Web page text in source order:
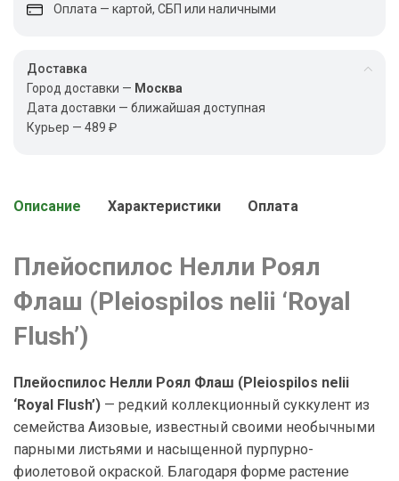
Оплата — картой, СБП или наличными
Доставка
Город доставки — Москва
Дата доставки — ближайшая доступная
Курьер — 489 ₽
Описание Характеристики Оплата
Плейоспилос Нелли Роял
Флаш (Pleiospilos nelii ‘Royal
Flush’)
Плейоспилос Нелли Роял Флаш (Pleiospilos nelii
‘Royal Flush’) — редкий коллекционный суккулент из
семейства Аизовые, известный своими необычными
парными листьями и насыщенной пурпурно-
фиолетовой окраской. Благодаря форме растение